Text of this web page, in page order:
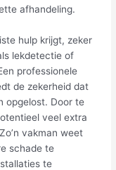
afhandeling.
hulp krijgt, zeker
lekdetectie of
professionele
de zekerheid dat
opgelost. Door te
veel extra
vakman weet
schade te
te